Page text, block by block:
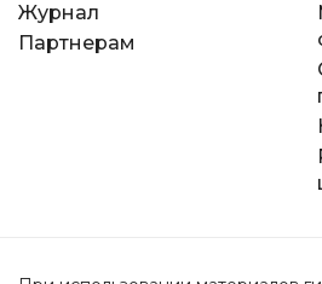
Журнал
Партнерам